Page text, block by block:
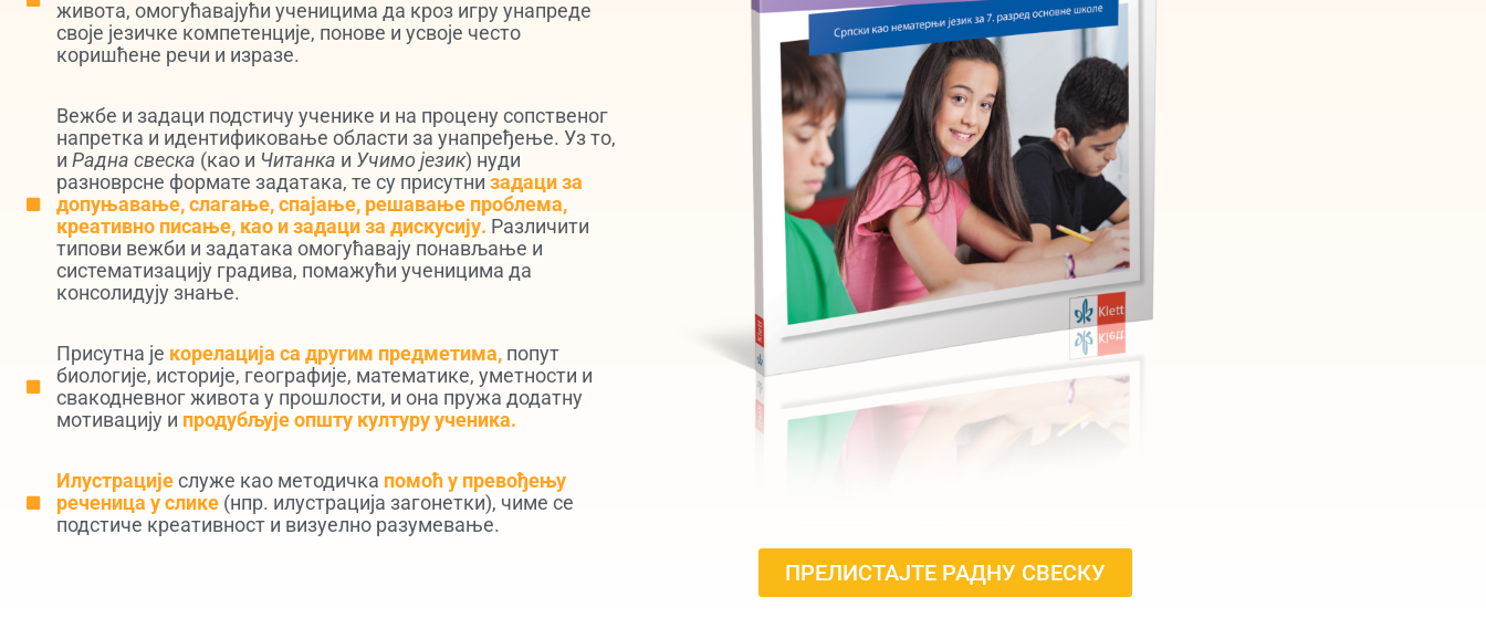
живота, омогућавајући ученицима да кроз игру унапреде
своје језичке компетенције, понове и усвоје често
коришћене речи и изразе.
Вежбе и задаци подстичу ученике и на процену сопственог
напретка и идентификовање области за унапређење. Уз то,
и Радна свеска (као и Читанка и Учимо језик) нуди
разноврсне формате задатака, те су присутни задаци за
допуњавање, слагање, спајање, решавање проблема,
креативно писање, као и задаци за дискусију. Различити
типови вежби и задатака омогућавају понављање и
систематизацију градива, помажући ученицима да
консолидују знање.
Присутна је корелација са другим предметима,попут
биологије, историје, географије, математике, уметности и
свакодневног живота у прошлости, и она пружа додатну
мотивацију и продубљује општу културу ученика.
Илустрацијеслуже као методичка помоћ у превођењу
реченица у слике(нпр. илустрација загонетки), чиме се
подстиче креативност и визуелно разумевање.
ПРЕЛИСТАЈТЕ РАДНУ СВЕСКУ